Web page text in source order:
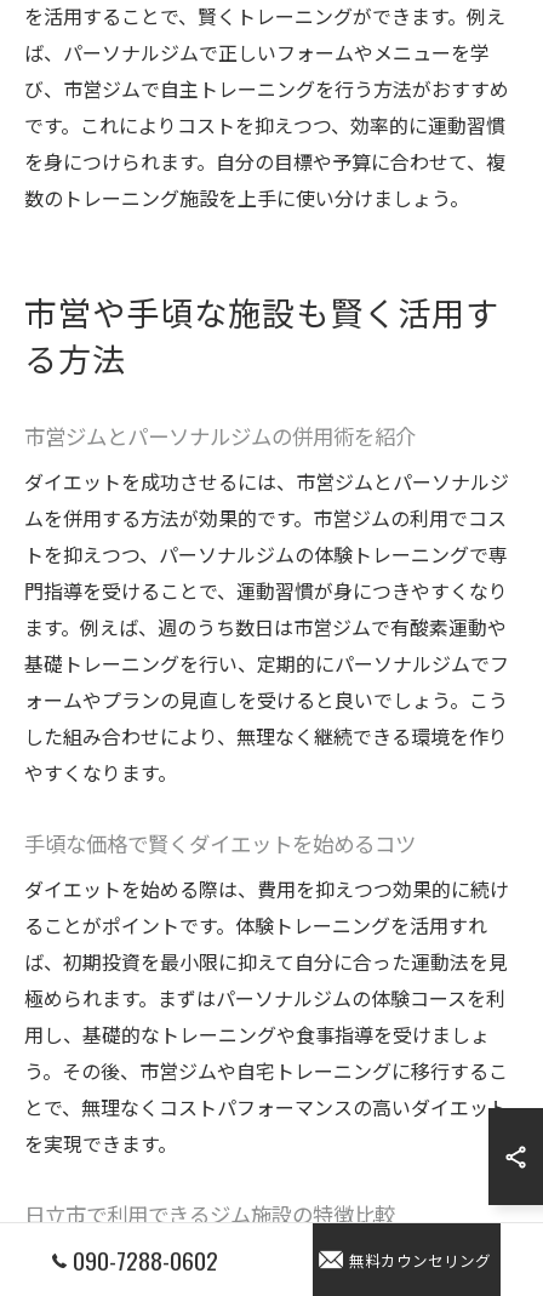
を活用することで、賢くトレーニングができます。例え
ば、パーソナルジムで正しいフォームやメニューを学
び、市営ジムで自主トレーニングを行う方法がおすすめ
です。これによりコストを抑えつつ、効率的に運動習慣
を身につけられます。自分の目標や予算に合わせて、複
数のトレーニング施設を上手に使い分けましょう。
市営や手頃な施設も賢く活用す
る方法
市営ジムとパーソナルジムの併用術を紹介
ダイエットを成功させるには、市営ジムとパーソナルジ
ムを併用する方法が効果的です。市営ジムの利用でコス
トを抑えつつ、パーソナルジムの体験トレーニングで専
門指導を受けることで、運動習慣が身につきやすくなり
ます。例えば、週のうち数日は市営ジムで有酸素運動や
基礎トレーニングを行い、定期的にパーソナルジムでフ
ォームやプランの見直しを受けると良いでしょう。こう
した組み合わせにより、無理なく継続できる環境を作り
やすくなります。
手頃な価格で賢くダイエットを始めるコツ
ダイエットを始める際は、費用を抑えつつ効果的に続け
ることがポイントです。体験トレーニングを活用すれ
ば、初期投資を最小限に抑えて自分に合った運動法を見
極められます。まずはパーソナルジムの体験コースを利
用し、基礎的なトレーニングや食事指導を受けましょ
う。その後、市営ジムや自宅トレーニングに移行するこ
とで、無理なくコストパフォーマンスの高いダイエット
を実現できます。
日立市で利用できるジム施設の特徴比較
日立市内のジムは、市営ジムとパーソナルジムで特徴が
090-7288-0602 無料カウンセリング